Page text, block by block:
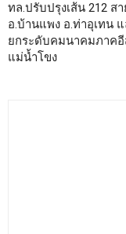
ทล.ปรับปรุงเส้น 212 สา
อ.บ้านแพง อ.ท่าอุเทน แ
ยกระดับคมนาคมภาค
แม่น้ำโขง